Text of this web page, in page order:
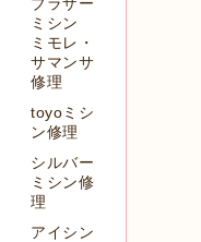
ミシン
ミモレ・
サマンサ
修理
toyoミシ
ン修理
シルバー
ミシン修
理
アイシン